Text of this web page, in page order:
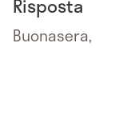
Buonasera,